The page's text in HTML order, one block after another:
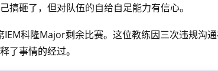
搞砸了，但对队伍的自给自足能力有信心。
IEM科隆Major剩余比赛。这位教练因三次违规沟
了事情的经过。